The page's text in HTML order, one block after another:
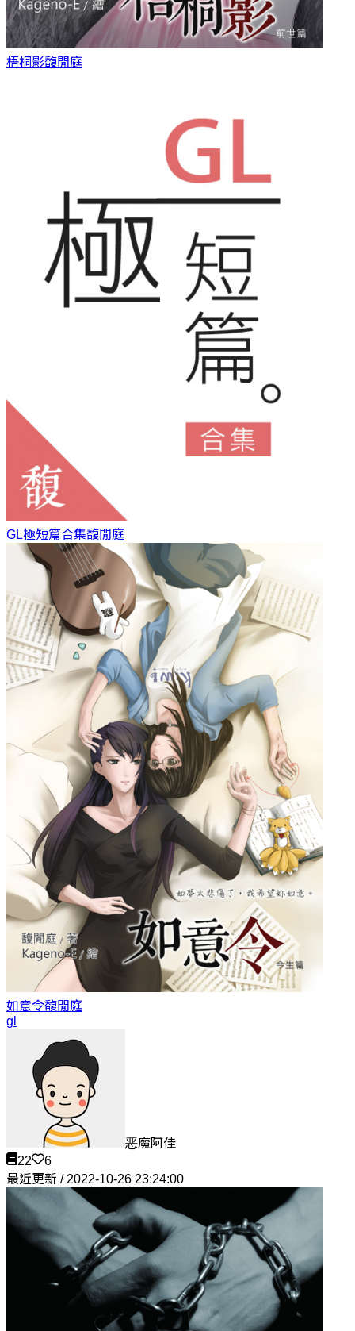
梧桐影馥閒庭
GL極短篇合集馥閒庭
如意令馥閒庭
gl
恶魔阿佳
22
6
最近更新 / 2022-10-26 23:24:00